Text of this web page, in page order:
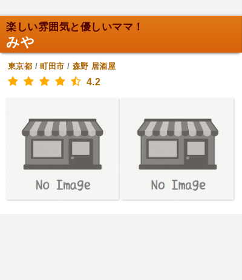
楽しい雰囲気と優しいママ！
みや
東京都 /町田市 / 森野 居酒屋
4.2